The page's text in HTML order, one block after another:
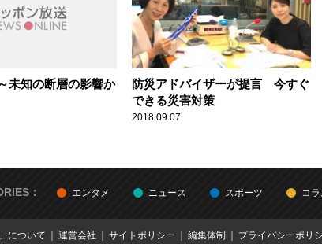
未知の断層の影響か
防災アドバイザーが提言 今すぐ
できる災害対策
2018.09.07
： エンタメ ニュース スポーツ コ
について 運営会社 サイトポリシー 編集体制 プライバシーポリ